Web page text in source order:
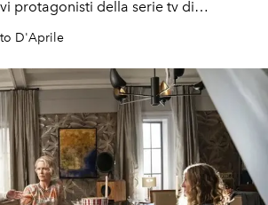
protagonisti della serie tv di
D'Aprile